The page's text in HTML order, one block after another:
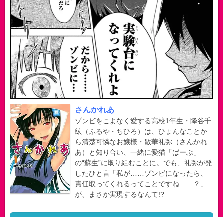
さんかれあ
ゾンビをこよなく愛する高校1年生・降谷千
紘（ふるや・ちひろ）は、ひょんなことか
ら清楚可憐なお嬢様・散華礼弥（さんかれ
あ）と知り合い、一緒に愛猫「ばーぶ」
の“蘇生”に取り組むことに。でも、礼弥が発
したひと言「私が……ゾンビになったら、
責任取ってくれるってことですね……？」
が、まさか実現するなんて!?